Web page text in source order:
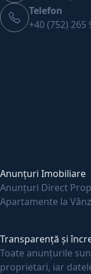
Telefon
+40 (752) 265
Anunțuri Imobiliare
Anunțuri Direct
Apartamente la
Transparență și
Toate anunțurile
proprietari, iar